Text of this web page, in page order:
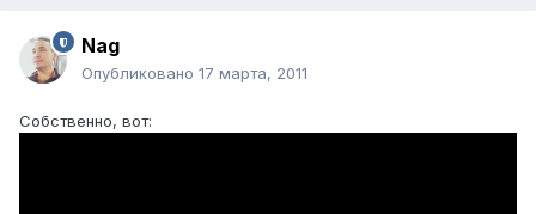
Nag
Опубликовано 17 марта, 2011
Собственно, вот: